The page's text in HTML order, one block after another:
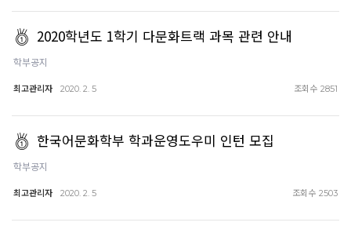
2020학년도 1학기 다문화트랙 과목 관련 안내
학부공지
최고관리자 2020. 2. 5 조회수 2851
한국어문화학부 학과운영도우미 인턴 모집
학부공지
최고관리자 2020. 2. 5 조회수 2503